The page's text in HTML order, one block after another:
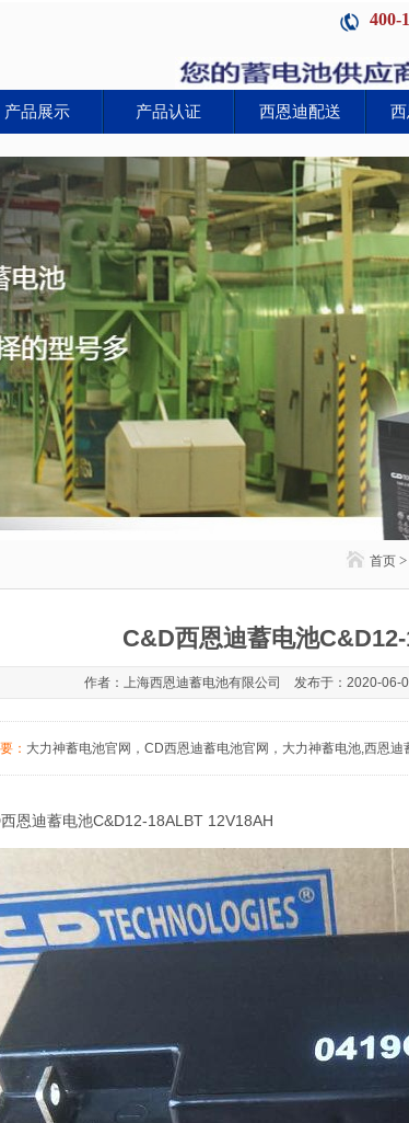
400-
产品展示 产品认证 西恩迪配送
首页 >
C&D西恩迪蓄电池
作者：上海西恩迪蓄电池有限公司 发布于：2020-
： 大力神蓄电池官网，CD西恩迪蓄电池官网，大力神蓄电池,西恩
恩迪蓄电池C&D12-18ALBT 12V18AH